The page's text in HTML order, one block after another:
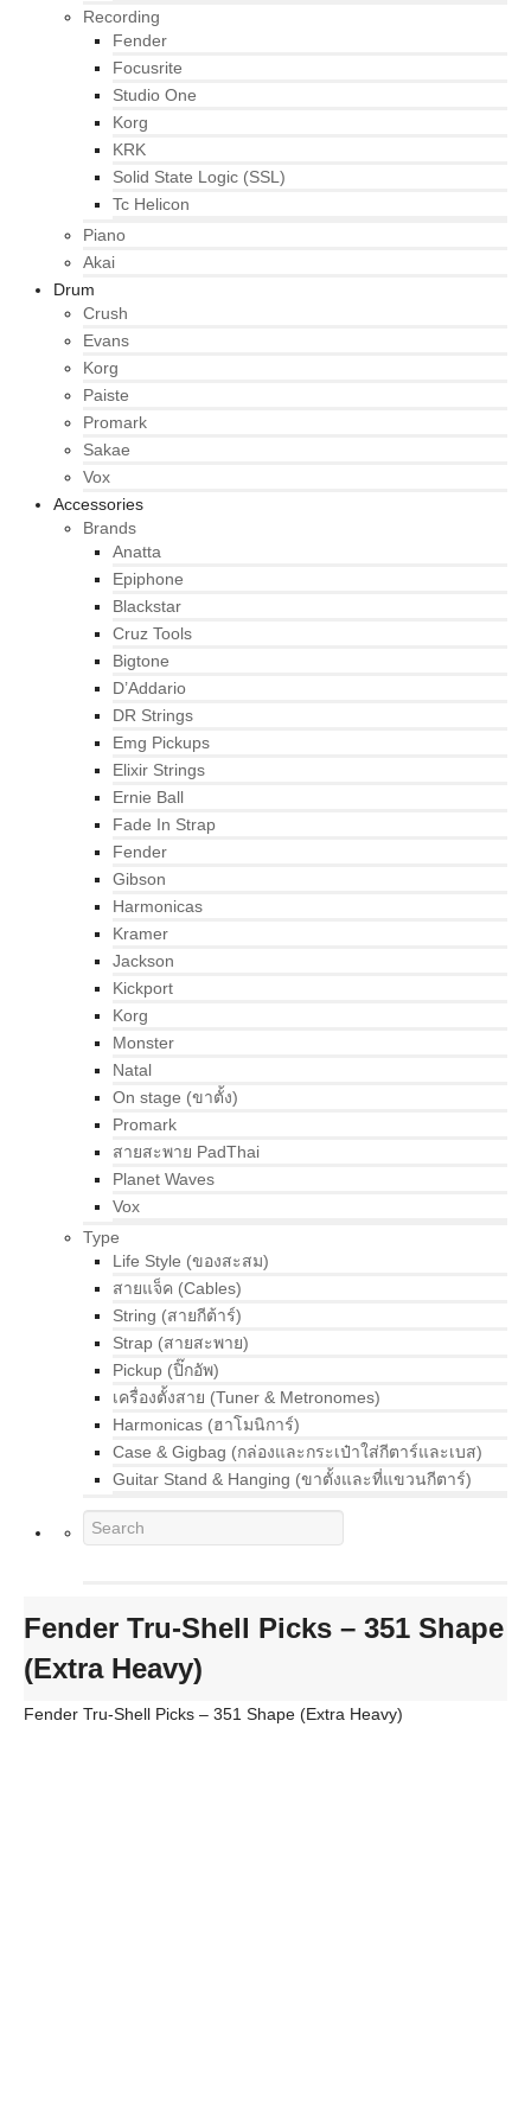
Recording
Fender
Focusrite
Studio One
Korg
KRK
Solid State Logic (SSL)
Tc Helicon
Piano
Akai
Drum
Crush
Evans
Korg
Paiste
Promark
Sakae
Vox
Accessories
Brands
Anatta
Epiphone
Blackstar
Cruz Tools
Bigtone
D’Addario
DR Strings
Emg Pickups
Elixir Strings
Ernie Ball
Fade In Strap
Fender
Gibson
Harmonicas
Kramer
Jackson
Kickport
Korg
Monster
Natal
On stage (ขาตั้ง)
Promark
สายสะพาย PadThai
Planet Waves
Vox
Type
Life Style (ของสะสม)
สายแจ็ค (Cables)
String (สายกีต้าร์)
Strap (สายสะพาย)
Pickup (ปิ๊กอัพ)
เครื่องตั้งสาย (Tuner & Metronomes)
Harmonicas (ฮาโมนิการ์)
Case & Gigbag (กล่องและกระเป๋าใส่กีตาร์และเบส)
Guitar Stand & Hanging (ขาตั้งและที่แขวนกีตาร์)
Fender Tru-Shell Picks – 351 Shape
(Extra Heavy)
Fender Tru-Shell Picks – 351 Shape (Extra Heavy)